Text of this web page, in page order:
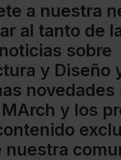
a nuestra
al tanto de
sobre
y Diseño
novedades
y los
nuestra